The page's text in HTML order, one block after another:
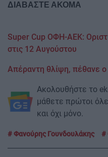
ΔΙΑΒΑΣΤΕ ΑΚΟΜΑ
Super Cup ΟΦΗ-ΑΕΚ:
στις 12 Αυγούστου
Απέραντη θλίψη, πέθανε
Ακολουθήστε το
μάθετε πρώτοι
και όχι μόνο.
Φανούρης Γουνδουλάκης